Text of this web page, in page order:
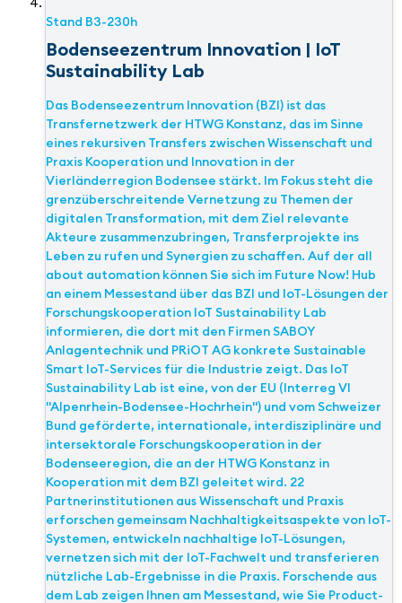
Stand B3-230h
Bodenseezentrum Innovation | IoT
Sustainability Lab
Das Bodenseezentrum Innovation (BZI) ist das
Transfernetzwerk der HTWG Konstanz, das im Sinne
eines rekursiven Transfers zwischen Wissenschaft und
Praxis Kooperation und Innovation in der
Vierländerregion Bodensee stärkt. Im Fokus steht die
grenzüberschreitende Vernetzung zu Themen der
digitalen Transformation, mit dem Ziel relevante
Akteure zusammenzubringen, Transferprojekte ins
Leben zu rufen und Synergien zu schaffen. Auf der all
about automation können Sie sich im Future Now! Hub
an einem Messestand über das BZI und IoT-Lösungen der
Forschungskooperation IoT Sustainability Lab
informieren, die dort mit den Firmen SABOY
Anlagentechnik und PRiOT AG konkrete Sustainable
Smart IoT-Services für die Industrie zeigt. Das IoT
Sustainability Lab ist eine, von der EU (Interreg VI
"Alpenrhein-Bodensee-Hochrhein") und vom Schweizer
Bund geförderte, internationale, interdisziplinäre und
intersektorale Forschungskooperation in der
Bodenseeregion, die an der HTWG Konstanz in
Kooperation mit dem BZI geleitet wird. 22
Partnerinstitutionen aus Wissenschaft und Praxis
erforschen gemeinsam Nachhaltigkeitsaspekte von IoT-
Systemen, entwickeln nachhaltige IoT-Lösungen,
vernetzen sich mit der IoT-Fachwelt und transferieren
nützliche Lab-Ergebnisse in die Praxis. Forschende aus
dem Lab zeigen Ihnen am Messestand, wie Sie Product-